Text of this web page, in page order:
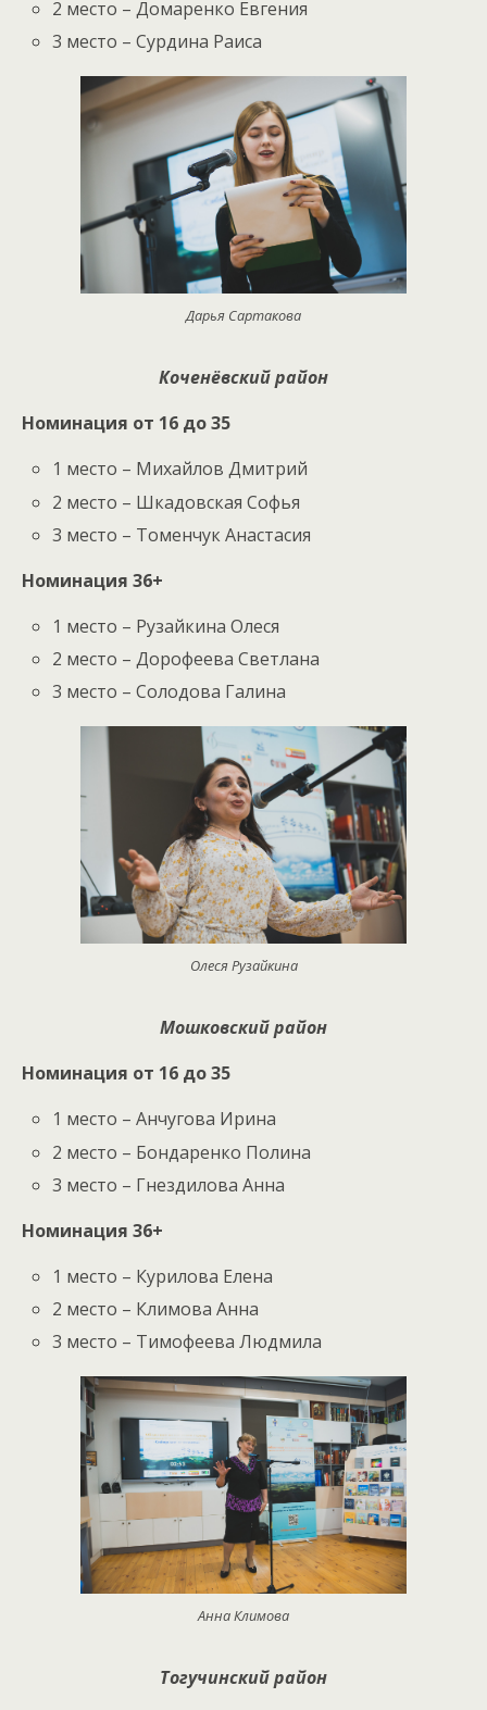
2 место – Домаренко Евгения
3 место – Сурдина Раиса
Дарья Сартакова
Коченёвский район
Номинация от 16 до 35
1 место – Михайлов Дмитрий
2 место – Шкадовская Софья
3 место – Томенчук Анастасия
Номинация 36+
1 место – Рузайкина Олеся
2 место – Дорофеева Светлана
3 место – Солодова Галина
Олеся Рузайкина
Мошковский район
Номинация от 16 до 35
1 место – Анчугова Ирина
2 место – Бондаренко Полина
3 место – Гнездилова Анна
Номинация 36+
1 место – Курилова Елена
2 место – Климова Анна
3 место – Тимофеева Людмила
Анна Климова
Тогучинский район